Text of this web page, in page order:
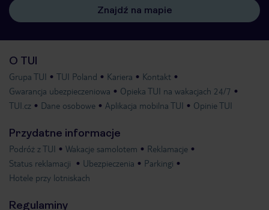
Znajdź na mapie
O TUI
Grupa TUI TUI Poland Kariera
Kontakt
Gwarancja ubezpieczeniowa
Opieka TUI na wakacjach 24/7
TUI.cz
Dane osobowe Aplikacja mobilna TUI Opinie TUI
Przydatne informacje
Podróż z TUI Wakacje samolotem
Reklamacje
Status reklamacji
Ubezpieczenia
Parkingi
Hotele przy lotniskach
Regulaminy